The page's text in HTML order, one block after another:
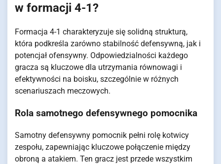
w formacji 4-1?
Formacja 4-1 charakteryzuje się solidną strukturą,
która podkreśla zarówno stabilność defensywną, jak i
potencjał ofensywny. Odpowiedzialności każdego
gracza są kluczowe dla utrzymania równowagi i
efektywności na boisku, szczególnie w różnych
scenariuszach meczowych.
Rola samotnego defensywnego pomocnika
Samotny defensywny pomocnik pełni rolę kotwicy
zespołu, zapewniając kluczowe połączenie między
obroną a atakiem. Ten gracz jest przede wszystkim